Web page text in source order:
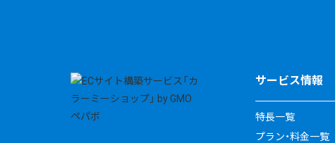
サービス情報
特長一覧
プラン・料金一覧